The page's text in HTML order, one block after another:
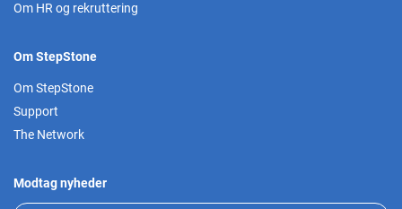
Om HR og rekruttering
Om StepStone
Om StepStone
Support
The Network
Modtag nyheder